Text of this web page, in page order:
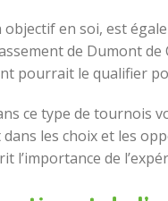
en soi, est
de Dumont
pourrait le qualifier
ce type de tournois
les choix et les
l’importance de